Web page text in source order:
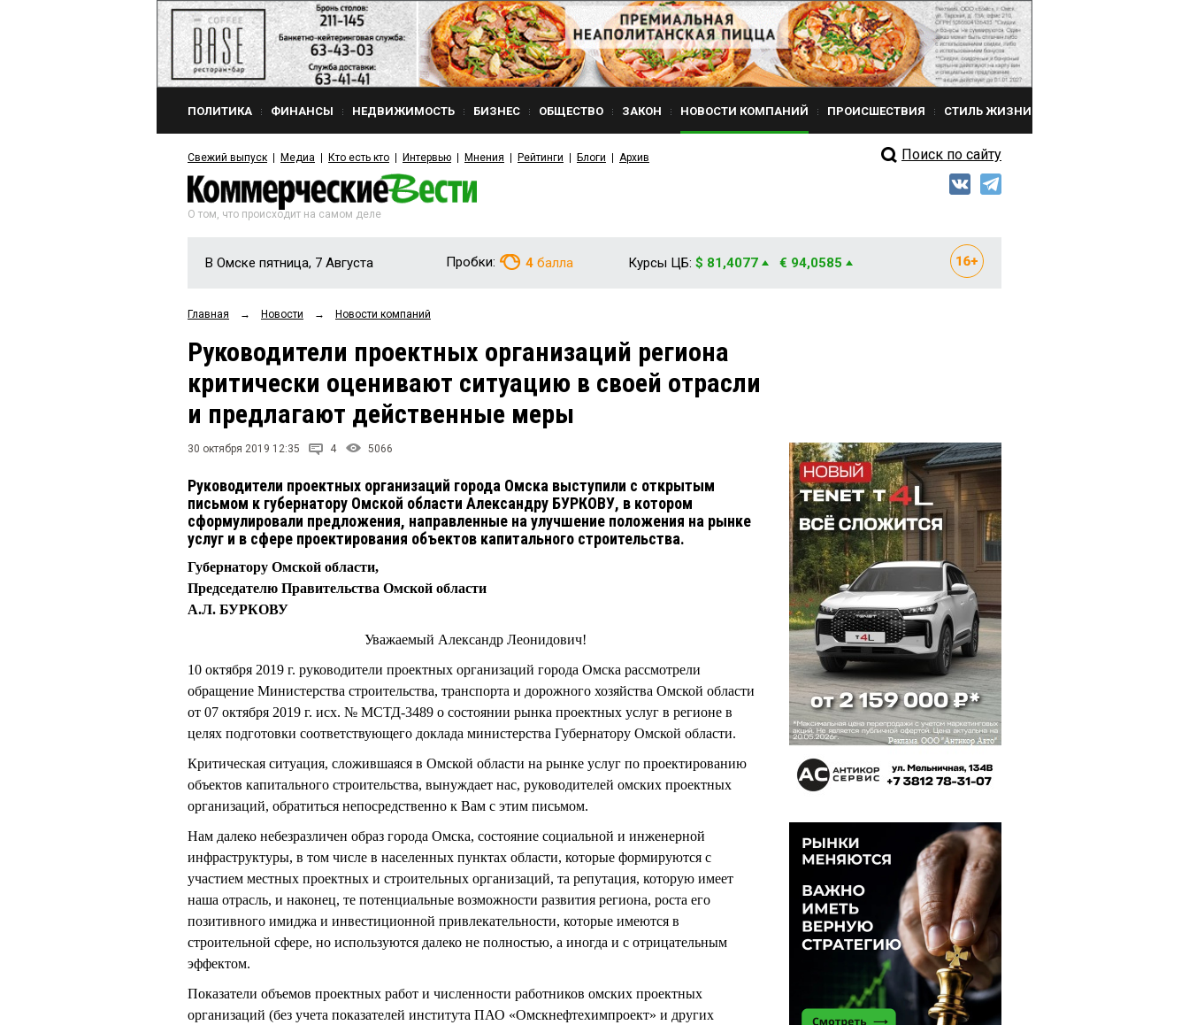
ПОЛИТИКА ФИНАНСЫ НЕДВИЖИМОСТЬ БИЗНЕС ОБЩЕСТВО ЗАКОН НОВОСТИ КОМПАНИЙ ПРОИСШЕСТВИЯ СТИЛЬ ЖИЗНИ
Свежий выпуск Медиа Кто есть кто Интервью Мнения Рейтинги Блоги Архив Поиск по сайту
О том, что происходит на самом деле
В Омске пятница, 7 Августа Пробки: 4 балла Курсы ЦБ: $ 81,4077 € 94,0585
Главная → Новости → Новости компаний
Руководители проектных организаций региона
критически оценивают ситуацию в своей отрасли
и предлагают действенные меры
30 октября 2019 12:35 4 5066
Руководители проектных организаций города Омска выступили с открытым
письмом к губернатору Омской области Александру БУРКОВУ, в котором
сформулировали предложения, направленные на улучшение положения на рынке
услуг и в сфере проектирования объектов капитального строительства.
Губернатору Омской области,
Председателю Правительства Омской области
А.Л. БУРКОВУ
Уважаемый Александр Леонидович!
10 октября 2019 г. руководители проектных организаций города Омска рассмотрели
обращение Министерства строительства, транспорта и дорожного хозяйства Омской области
от 07 октября 2019 г. исх. № МСТД-3489 о состоянии рынка проектных услуг в регионе в
целях подготовки соответствующего доклада министерства Губернатору Омской области.
Критическая ситуация, сложившаяся в Омской области на рынке услуг по проектированию
объектов капитального строительства, вынуждает нас, руководителей омских проектных
организаций, обратиться непосредственно к Вам с этим письмом.
Нам далеко небезразличен образ города Омска, состояние социальной и инженерной
инфраструктуры, в том числе в населенных пунктах области, которые формируются с
участием местных проектных и строительных организаций, та репутация, которую имеет
наша отрасль, и наконец, те потенциальные возможности развития региона, роста его
позитивного имиджа и инвестиционной привлекательности, которые имеются в
строительной сфере, но используются далеко не полностью, а иногда и с отрицательным
эффектом.
Показатели объемов проектных работ и численности работников омских проектных
организаций (без учета показателей института ПАО «Омскнефтехимпроект» и других